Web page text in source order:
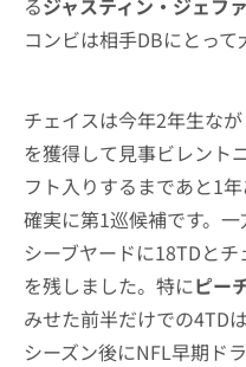
るジャスティン・ジェフ
コンビは相手DBにとって
チェイスは今年2年生な
を獲得して見事ビレント
フト入りするまであと1
確実に第1巡候補です。
シーブヤードに18TDと
を残しました。特にピー
みせた前半だけでの4TD
シーズン後にNFL早期ド